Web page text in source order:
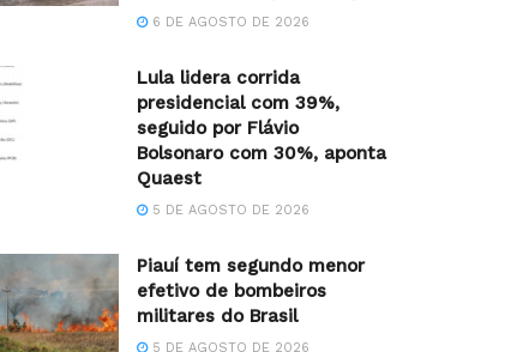
6 DE AGOSTO DE 2026
Lula lidera corrida
presidencial com 39%,
seguido por Flávio
Bolsonaro com 30%, aponta
Quaest
5 DE AGOSTO DE 2026
Piauí tem segundo menor
efetivo de bombeiros
militares do Brasil
5 DE AGOSTO DE 2026